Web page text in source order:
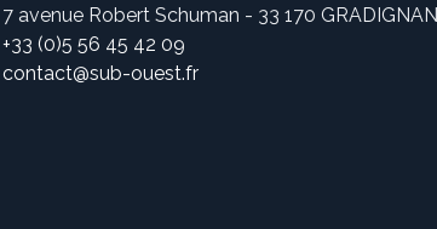
7 avenue Robert Schuman - 33 170 GRADIGNAN
+33 (0)5 56 45 42 09
contact@sub-ouest.fr